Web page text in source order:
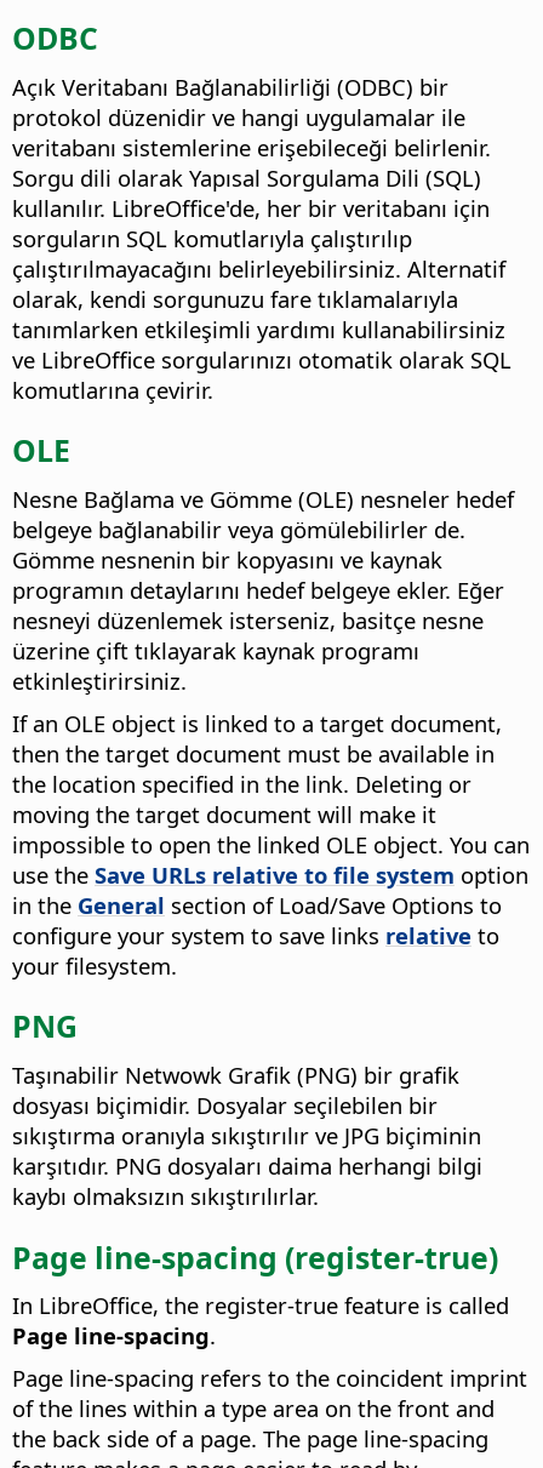
ODBC
Açık Veritabanı Bağlanabilirliği (ODBC) bir
protokol düzenidir ve hangi uygulamalar ile
veritabanı sistemlerine erişebileceği belirlenir.
Sorgu dili olarak Yapısal Sorgulama Dili (SQL)
kullanılır. LibreOffice'de, her bir veritabanı için
sorguların SQL komutlarıyla çalıştırılıp
çalıştırılmayacağını belirleyebilirsiniz. Alternatif
olarak, kendi sorgunuzu fare tıklamalarıyla
tanımlarken etkileşimli yardımı kullanabilirsiniz
ve LibreOffice sorgularınızı otomatik olarak SQL
komutlarına çevirir.
OLE
Nesne Bağlama ve Gömme (OLE) nesneler hedef
belgeye bağlanabilir veya gömülebilirler de.
Gömme nesnenin bir kopyasını ve kaynak
programın detaylarını hedef belgeye ekler. Eğer
nesneyi düzenlemek isterseniz, basitçe nesne
üzerine çift tıklayarak kaynak programı
etkinleştirirsiniz.
If an OLE object is linked to a target document,
then the target document must be available in
the location specified in the link. Deleting or
moving the target document will make it
impossible to open the linked OLE object. You can
use the Save URLs relative to file system option
in the General section of Load/Save Options to
configure your system to save links relative to
your filesystem.
PNG
Taşınabilir Netwowk Grafik (PNG) bir grafik
dosyası biçimidir. Dosyalar seçilebilen bir
sıkıştırma oranıyla sıkıştırılır ve JPG biçiminin
karşıtıdır. PNG dosyaları daima herhangi bilgi
kaybı olmaksızın sıkıştırılırlar.
Page line-spacing (register-true)
In LibreOffice, the register-true feature is called
Page line-spacing.
Page line-spacing refers to the coincident imprint
of the lines within a type area on the front and
the back side of a page. The page line-spacing